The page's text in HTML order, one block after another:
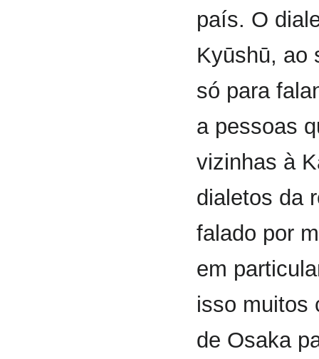
país. O
Kyūshū, ao
só para
a pessoas
vizinhas à
dialetos da
falado por
em
isso muitos
de Osaka